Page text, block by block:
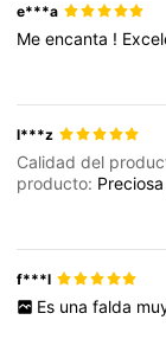
e***a
Meencanta !
l***z
Calidad del
producto: Preciosa
f***l
Es una falda